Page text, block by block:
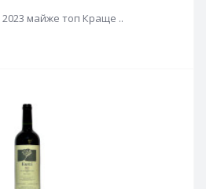
майже топ Краще ..